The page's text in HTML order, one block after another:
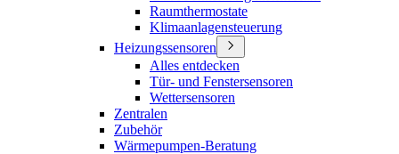
Raumthermostate
Klimaanlagensteuerung
Heizungssensoren
Alles entdecken
Tür- und Fenstersensoren
Wettersensoren
Zentralen
Zubehör
Wärmepumpen-Beratung